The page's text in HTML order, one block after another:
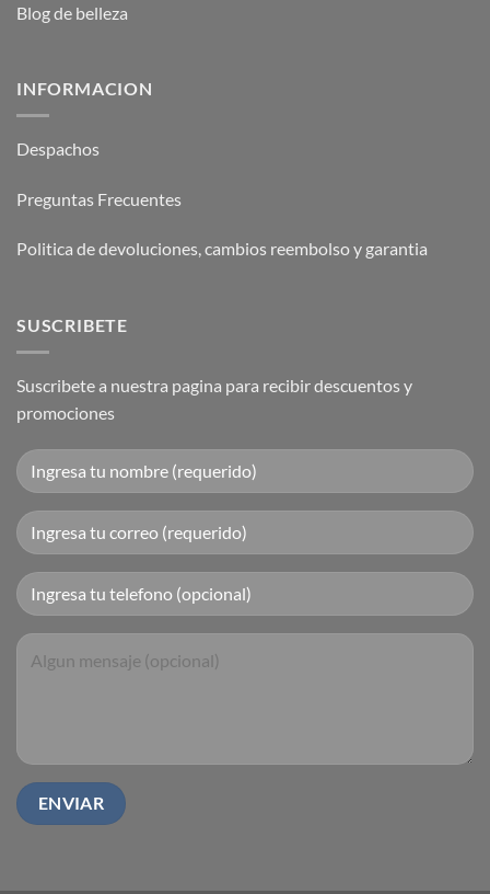
Blog de belleza
INFORMACION
Despachos
Preguntas Frecuentes
Politica de devoluciones, cambios reembolso y garantia
SUSCRIBETE
Suscribete a nuestra pagina para recibir descuentos y
promociones